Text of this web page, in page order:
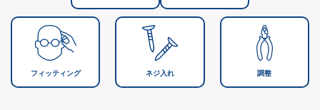
フィッティング ネジ入れ 調整